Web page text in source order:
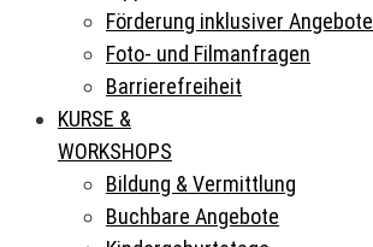
Förderung inklusiver Angebote
Foto- und Filmanfragen
Barrierefreiheit
KURSE &
WORKSHOPS
Bildung & Vermittlung
Buchbare Angebote